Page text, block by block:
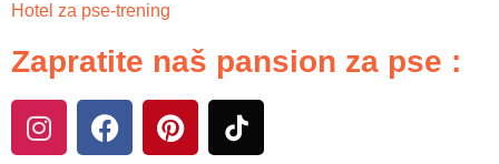
Hotel za pse-trening
Zapratite naš pansion za pse :